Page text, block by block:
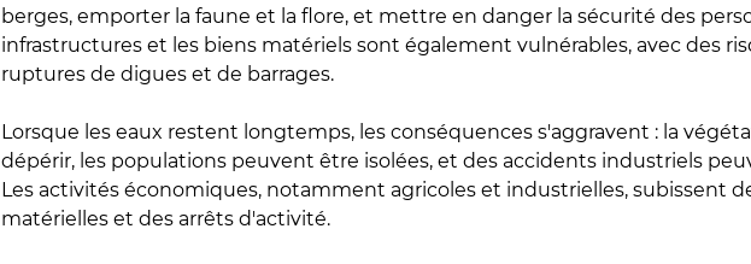
berges, emporter la faune et la flore, et mettre en danger la sécurité des
infrastructures et les biens matériels sont également vulnérables, avec des
ruptures de digues et de barrages.
Lorsque les eaux restent longtemps, les conséquences s'aggravent : la
dépérir, les populations peuvent être isolées, et des accidents industriels
Les activités économiques, notamment agricoles et industrielles, subissent
matérielles et des arrêts d'activité.